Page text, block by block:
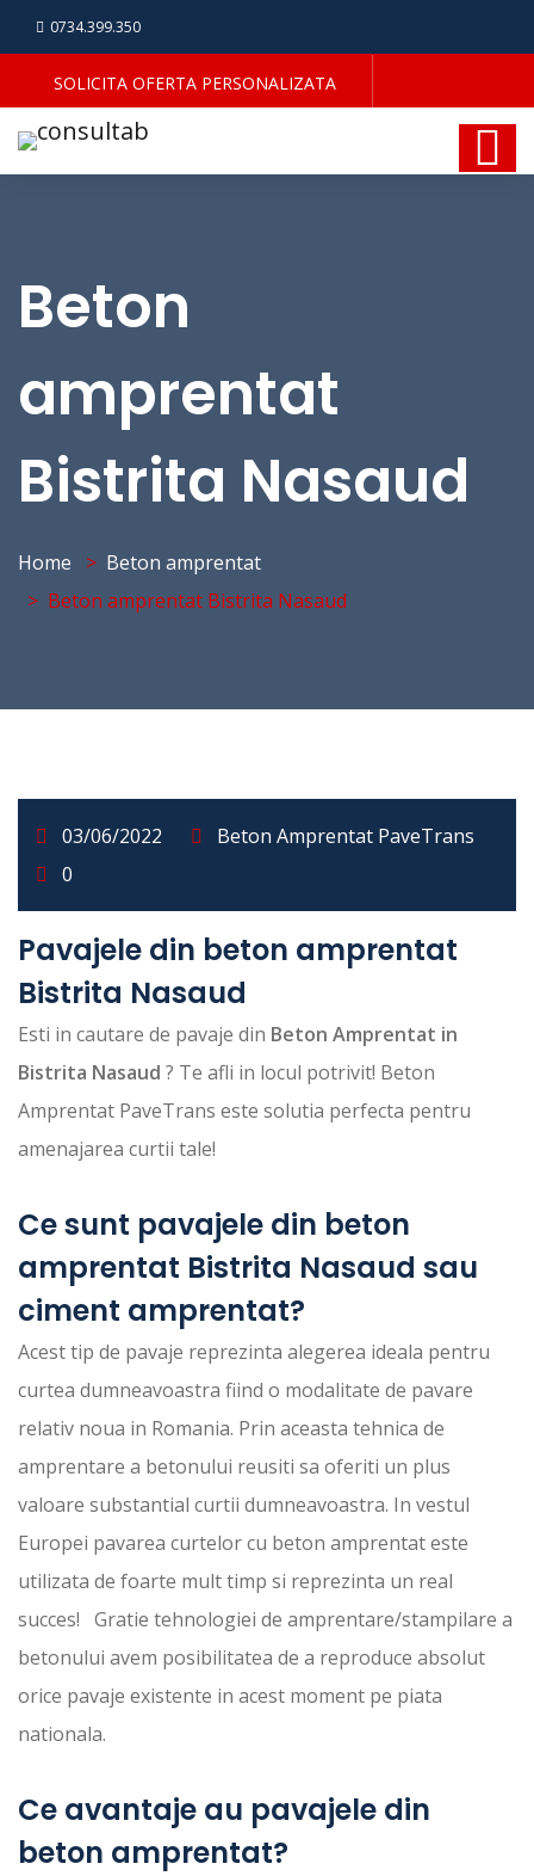
0734.399.350
SOLICITA OFERTA PERSONALIZATA
Beton
amprentat
Bistrita Nasaud
Home
Beton amprentat
Beton amprentat Bistrita Nasaud
03/06/2022
Beton Amprentat PaveTrans
0
Pavajele din beton amprentat
Bistrita Nasaud
Esti in cautare de pavaje din Beton Amprentat in
Bistrita Nasaud ? Te afli in locul potrivit! Beton
Amprentat PaveTrans este solutia perfecta pentru
amenajarea curtii tale!
Ce sunt pavajele din beton
amprentat Bistrita Nasaud sau
ciment amprentat?
Acest tip de pavaje reprezinta alegerea ideala pentru
curtea dumneavoastra fiind o modalitate de pavare
relativ noua in Romania. Prin aceasta tehnica de
amprentare a betonului reusiti sa oferiti un plus
valoare substantial curtii dumneavoastra. In vestul
Europei pavarea curtelor cu beton amprentat este
utilizata de foarte mult timp si reprezinta un real
succes! Gratie tehnologiei de amprentare/stampilare a
betonului avem posibilitatea de a reproduce absolut
orice pavaje existente in acest moment pe piata
nationala.
Ce avantaje au pavajele din
beton amprentat?